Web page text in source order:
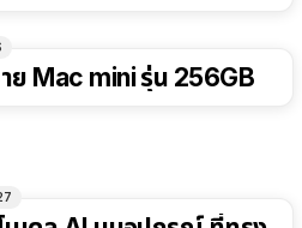
ย Mac mini รุ่น 256GB